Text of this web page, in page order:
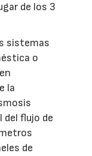
de los 3
sistemas
o
la
del flujo de
de